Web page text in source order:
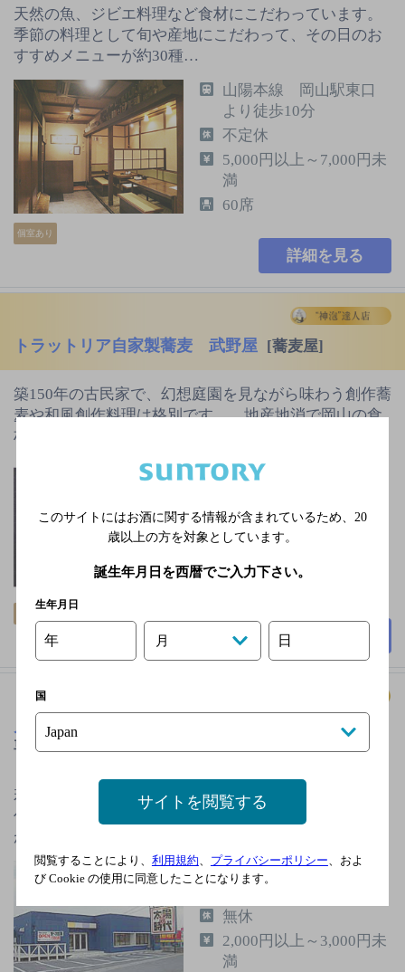
天然の魚、ジビエ料理など食材にこだわっています。
季節の料理として旬や産地にこだわって、その日のお
すすめメニューが約30種…
個室あり
山陽本線 岡山駅東口
より徒歩10分
不定休
5,000円以上～7,000円未
満
60席
詳細を見る
トラットリア自家製蕎麦 武野屋 [蕎麦屋]
築150年の古民家で、幻想庭園を見ながら味わう創作蕎
麦や和風創作料理は格別です。 地産地消で岡山の食
材にこだわりを持って…
山陽本線 倉敷駅南口
水曜日
7,000円以上～10,000円
未満
60席
詳細を見る
月島もんじゃ 太陽の時代 中庄店
[もんじゃ焼き
専門店]
若者の間で大ブレイクしてる「もんじゃ焼・太陽の時
代」東京月島名物もんじゃ焼が岡山ではこうなって広
がってます。新たな食文化…
山陽本線中庄駅より徒
無休
2,000円以上～3,000円未
満
このサイトにはお酒に関する情報が含まれているため、 20
歳以上の方を対象としています。
誕生年月日を西暦でご入力下さい。
生年月日
年 月 日
国
サイトを閲覧する
閲覧することにより、 利用規約、 プライバシーポリシー、およ
び Cookie の使用に同意したことになります。